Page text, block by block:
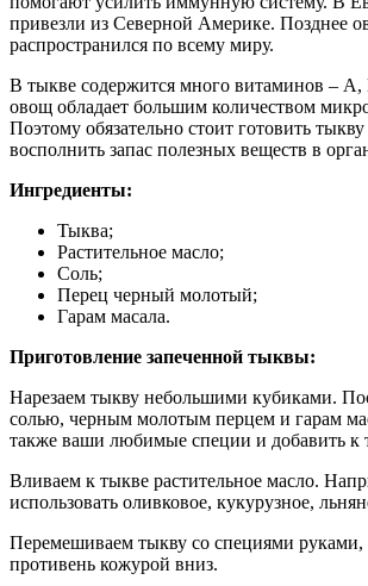
привезли из Северной Америке. Позднее
распространился по всему миру.
В тыкве содержится много витаминов –
овощ обладает большим количеством
Поэтому обязательно стоит готовить
восполнить запас полезных веществ в
Ингредиенты:
Тыква;
Растительное масло;
Соль;
Перец черный молотый;
Гарам масала.
Приготовление запеченной тыквы:
Нарезаем тыкву небольшими кубиками.
солью, черным молотым перцем и гарам
также ваши любимые специи и добавить к
Вливаем к тыкве растительное масло.
использовать оливковое, кукурузное,
Перемешиваем тыкву со специями
противень кожурой вниз.